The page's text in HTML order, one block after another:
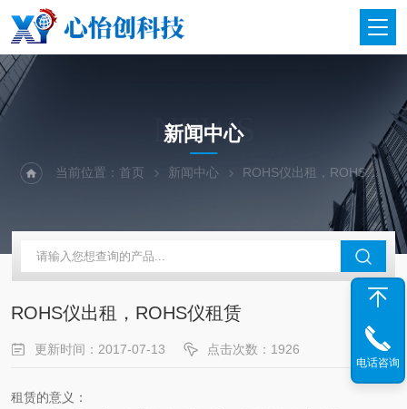
NEWS
新闻中心
当前位置：首页 新闻中心 ROHS仪出租，ROHS仪租赁
ROHS仪出租，ROHS仪租赁
更新时间：2017-07-13 点击次数：1926
租赁的意义：
电话咨询